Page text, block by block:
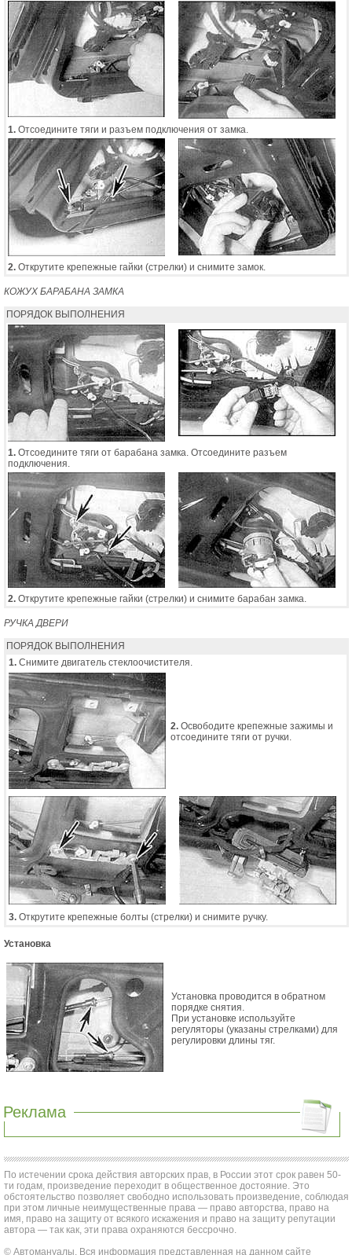
1. Отсоедините тяги и разъем подключения от замка.
2. Открутите крепежные гайки (стрелки) и снимите замок.
КОЖУХ БАРАБАНА ЗАМКА
ПОРЯДОК ВЫПОЛНЕНИЯ
1. Отсоедините тяги от барабана замка. Отсоедините разъем
подключения.
2. Открутите крепежные гайки (стрелки) и снимите барабан замка.
РУЧКА ДВЕРИ
ПОРЯДОК ВЫПОЛНЕНИЯ
1. Снимите двигатель стеклоочистителя.
2. Освободите крепежные зажимы и
отсоедините тяги от ручки.
3. Открутите крепежные болты (стрелки) и снимите ручку.
Установка
Установка проводится в обратном
порядке снятия.
При установке используйте
регуляторы (указаны стрелками) для
регулировки длины тяг.
Реклама
По истечении срока действия авторских прав, в России этот срок равен 50-
ти годам, произведение переходит в общественное достояние. Это
обстоятельство позволяет свободно использовать произведение, соблюдая
при этом личные неимущественные права — право авторства, право на
имя, право на защиту от всякого искажения и право на защиту репутации
автора — так как, эти права охраняются бессрочно.
© Автомануалы. Вся информация представленная на данном сайте